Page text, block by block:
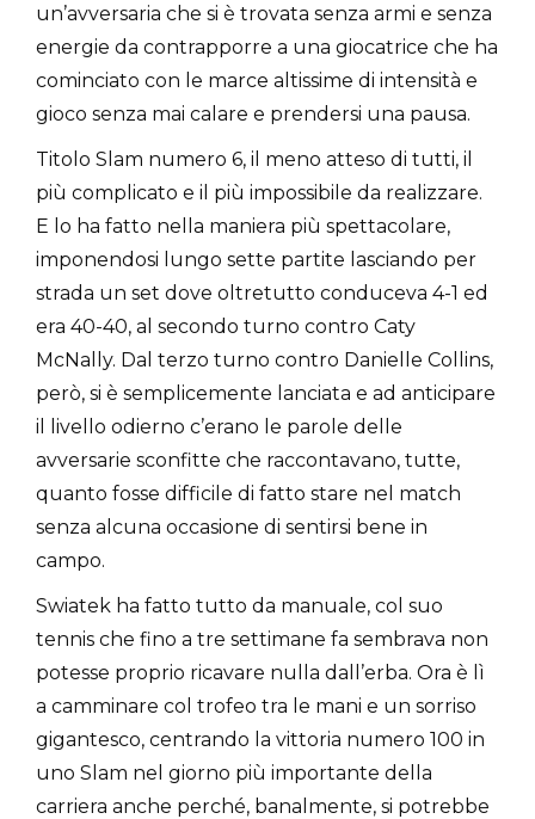
un’avversaria che si è trovata senza armi e senza
energie da contrapporre a una giocatrice che ha
cominciato con le marce altissime di intensità e
gioco senza mai calare e prendersi una pausa.
Titolo Slam numero 6, il meno atteso di tutti, il
più complicato e il più impossibile da realizzare.
E lo ha fatto nella maniera più spettacolare,
imponendosi lungo sette partite lasciando per
strada un set dove oltretutto conduceva 4-1 ed
era 40-40, al secondo turno contro Caty
McNally. Dal terzo turno contro Danielle Collins,
però, si è semplicemente lanciata e ad anticipare
il livello odierno c’erano le parole delle
avversarie sconfitte che raccontavano, tutte,
quanto fosse difficile di fatto stare nel match
senza alcuna occasione di sentirsi bene in
campo.
Swiatek ha fatto tutto da manuale, col suo
tennis che fino a tre settimane fa sembrava non
potesse proprio ricavare nulla dall’erba. Ora è lì
a camminare col trofeo tra le mani e un sorriso
gigantesco, centrando la vittoria numero 100 in
uno Slam nel giorno più importante della
carriera anche perché, banalmente, si potrebbe